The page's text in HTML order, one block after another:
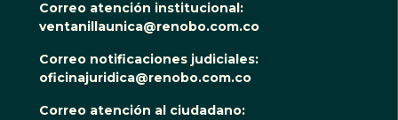
Correo atención institucional:
ventanillaunica@renobo.com.co
Correo notificaciones judiciales:
oficinajuridica@renobo.com.co
Correo atención al ciudadano: